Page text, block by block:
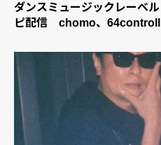
ダンスミュージックレーベ
ピ配信 chomo、64controll